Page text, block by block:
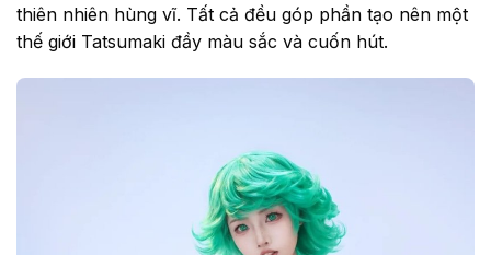
thiên nhiên hùng vĩ. Tất cả đều góp phần tạo nên một
thế giới Tatsumaki đầy màu sắc và cuốn hút.